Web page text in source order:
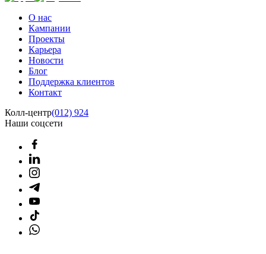
О нас
Кампании
Проекты
Карьера
Новости
Блог
Поддержка клиентов
Контакт
Колл-центр(012) 924
Наши соцсети